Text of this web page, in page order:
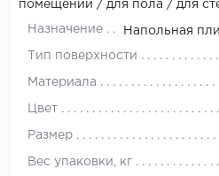
помещений / для пола / для
Назначение Напольная
Тип поверхности
Материала
Цвет
Размер
Вес упаковки, кг